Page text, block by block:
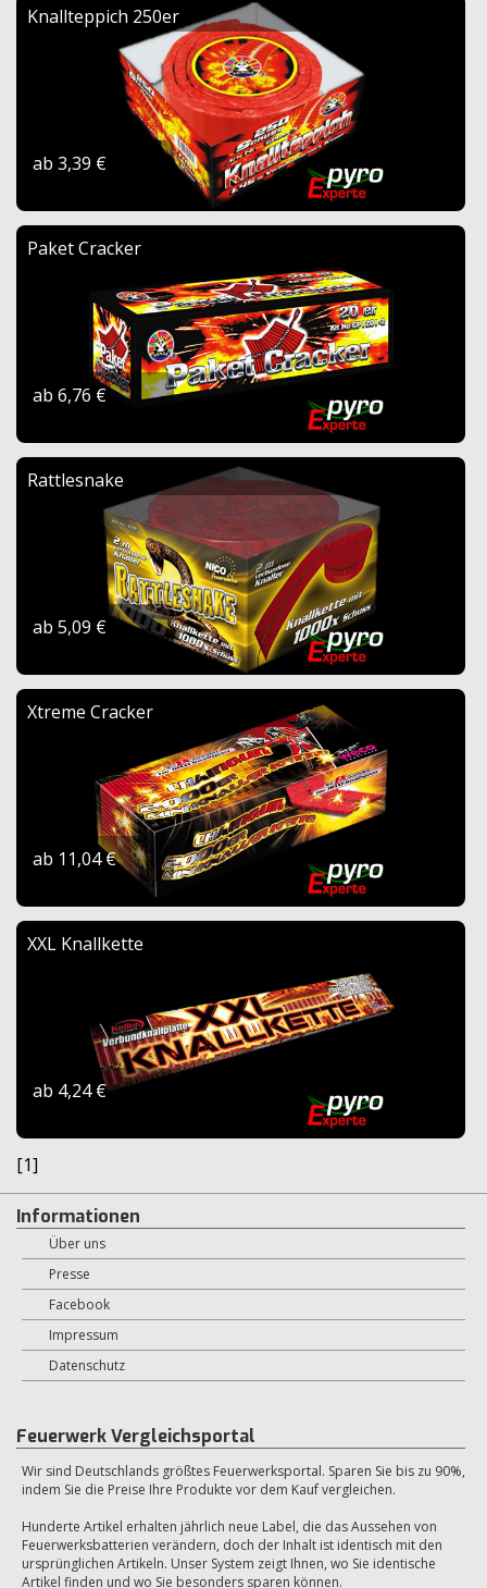
Knallteppich 250er
ab 3,39 €
Paket Cracker
ab 6,76 €
Rattlesnake
ab 5,09 €
Xtreme Cracker
ab 11,04 €
XXL Knallkette
ab 4,24 €
[1]
Informationen
Über uns
Presse
Facebook
Impressum
Datenschutz
Feuerwerk Vergleichsportal
Wir sind Deutschlands größtes Feuerwerksportal. Sparen Sie bis zu 90%,
indem Sie die Preise Ihre Produkte vor dem Kauf vergleichen.
Hunderte Artikel erhalten jährlich neue Label, die das Aussehen von
Feuerwerksbatterien verändern, doch der Inhalt ist identisch mit den
ursprünglichen Artikeln. Unser System zeigt Ihnen, wo Sie identische
Artikel finden und wo Sie besonders sparen können.